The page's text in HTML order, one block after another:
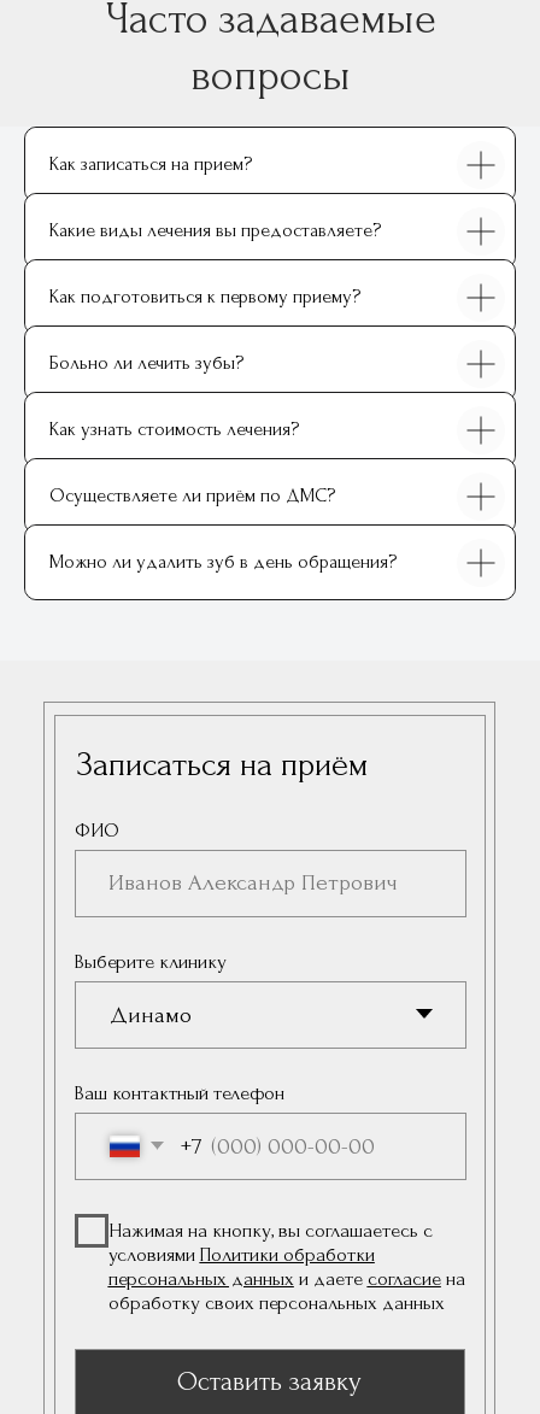
Как записаться на прием?
Какие виды лечения вы предоставляете?
Как подготовиться к первому приему?
Больно ли лечить зубы?
Как узнать стоимость лечения?
Осуществляете ли приём по ДМС?
Можно ли удалить зуб в день обращения?